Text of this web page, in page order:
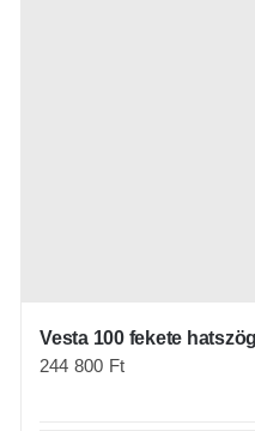
Vesta 100 fekete
244 800 Ft